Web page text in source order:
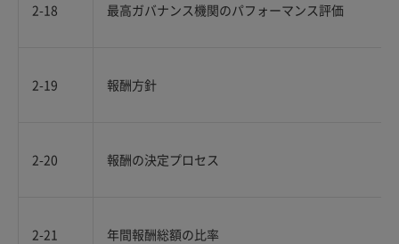
2-18 最高ガバナンス機関のパフォーマンス評価
2-19 報酬方針
2-20 報酬の決定プロセス
2-21 年間報酬総額の比率